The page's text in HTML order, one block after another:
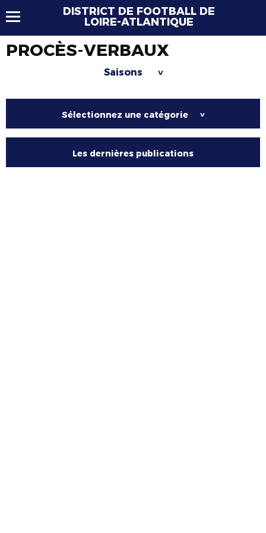
DISTRICT DE FOOTBALL DE
LOIRE-ATLANTIQUE
PROCÈS-VERBAUX
Saisons >
Sélectionnez une catégorie >
Les dernières publications